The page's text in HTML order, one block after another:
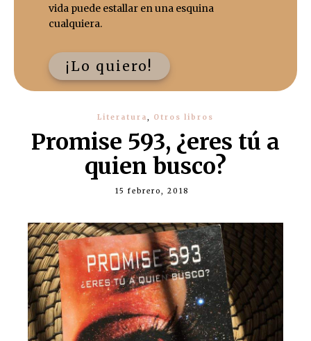
vida puede estallar en una esquina
cualquiera.
¡Lo quiero!
Literatura, Otros libros
Promise 593, ¿eres tú a
quien busco?
15 febrero, 2018